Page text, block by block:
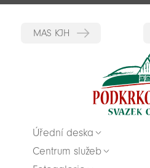
Úřední deska
Centrum služeb